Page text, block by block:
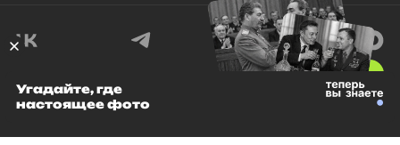
© 1999–2026 Все права защищены.
Угадайте, где
настоящее фото